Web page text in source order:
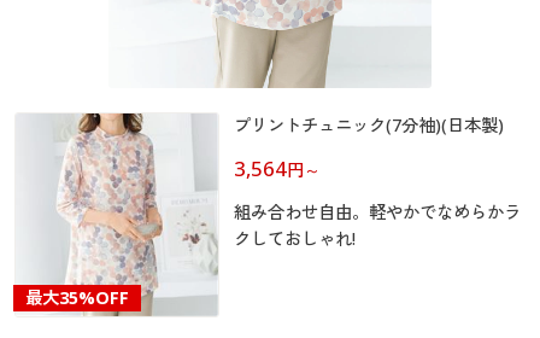
大きいサイズ レディース下着
大きいサイズ 事務・制服
カタログ・チラシからのご注文
デジタルカタログ
カタログ無料プレゼント
会員メニュー
大きいサイズ 事務・制服
カタログ・チラシからのご注文
デジタルカタログ
カタログ無料プレゼント
会員メニュー
マイページ
プリントチュニック(7分袖)(日本製)
最大35%OFF
3,564円 ～
組み合わせ自由。軽やかでなめらかラ
クしておしゃれ!